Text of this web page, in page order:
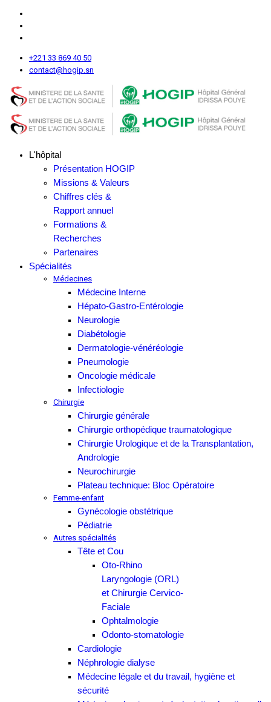
+221 33 869 40 50
contact@hogip.sn
L'hôpital
Présentation HOGIP
Missions & Valeurs
Chiffres clés &
Rapport annuel
Formations &
Recherches
Partenaires
Spécialités
Médecines
Médecine Interne
Hépato-Gastro-Entérologie
Neurologie
Diabétologie
Dermatologie-vénéréologie
Pneumologie
Oncologie médicale
Infectiologie
Chirurgie
Chirurgie générale
Chirurgie orthopédique traumatologique
Chirurgie Urologique et de la Transplantation,
Andrologie
Neurochirurgie
Plateau technique: Bloc Opératoire
Femme-enfant
Gynécologie obstétrique
Pédiatrie
Autres spécialités
Tête et Cou
Oto-Rhino
Laryngologie (ORL)
et Chirurgie Cervico-
Faciale
Ophtalmologie
Odonto-stomatologie
Cardiologie
Néphrologie dialyse
Médecine légale et du travail, hygiène et
sécurité